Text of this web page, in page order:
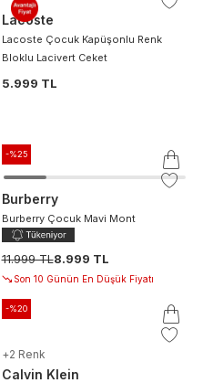
Lacoste
Lacoste Çocuk Kapüşonlu Renk
Bloklu Lacivert Ceket
5.999 TL
-%25
Burberry
Burberry Çocuk Mavi Mont
11.999 TL8.999 TL
Son 10 Günün En Düşük Fiyatı
-%20
+2 Renk
Calvin Klein